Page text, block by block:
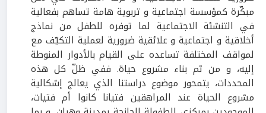
مبكّرة كمؤسسة اجتماعية و تربوية هامة تساهم بفعالية
في التنشئة الاجتماعية لما توفره للطفل من نماذج
أخلاقية و اجتماعية و علائقية ضرورية لعملية التكيّف مع
لمواقف المختلفة تساعده على القيام بالأدوار المنوطة
إليه، و من ثم بناء مشروع حياة. ففي ظلّ كل هذه
المحددات، يتمحور موضوع دراستنا الذي يعالج إشكالية
مشروع الحياة عند المراهقين فتيانا كانوا أم فتيات،